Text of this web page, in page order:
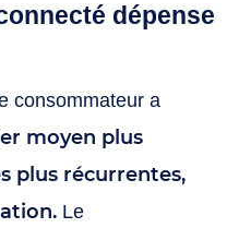
dépense
consommateur a
moyen plus
plus récurrentes,
Le